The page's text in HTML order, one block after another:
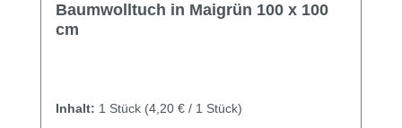
Baumwolltuch in Maigrün 100 x 100
cm
Inhalt: 1 Stück (4,20 € / 1 Stück)